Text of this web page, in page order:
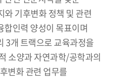
기후변화 정책 및 관련
인력 양성이 목표이며
3개 트랙으로 교육과정을
소양과 자연과학/공학과의
변화 관련 업무를